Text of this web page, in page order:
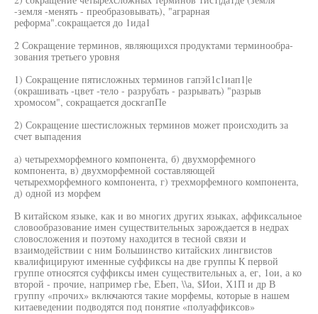
-земля -менять - преобразовывать), "аграрная
реформа".сокращается до 1ида1
2 Сокращение терминов, являющихся продуктами терминообра-
зования третьего уровня
1) Сокращение пятисложных терминов гапэй1с1иап1|е
(окрашивать -цвет -тело - разрубать - разрывать) "разрыв
хромосом", сокращается доскгапПе
2) Сокращение шестисложных терминов может происходить за
счет выпадения
а) четырехморфемного компонента, б) двухморфемного
компонента, в) двухморфемной составляющей
четырехморфемного компонента, г) трехморфемного компонента,
д) одной из морфем
В китайском языке, как и во многих других языках, аффиксальное
словообразование имен существительных зарождается в недрах
словосложения и поэтому находится в тесной связи и
взаимодействии с ним Большинство китайских лингвистов
квалифицируют именные суффиксы на две группы К первой
группе относятся суффиксы имен существительных а, ег, 1ои, а ко
второй - прочие, например гЬе, ЕЬеп, \\а, $Иои, Х1П и др В
группу «прочих» включаются такие морфемы, которые в нашем
китаеведении подводятся под понятие «полуаффиксов»